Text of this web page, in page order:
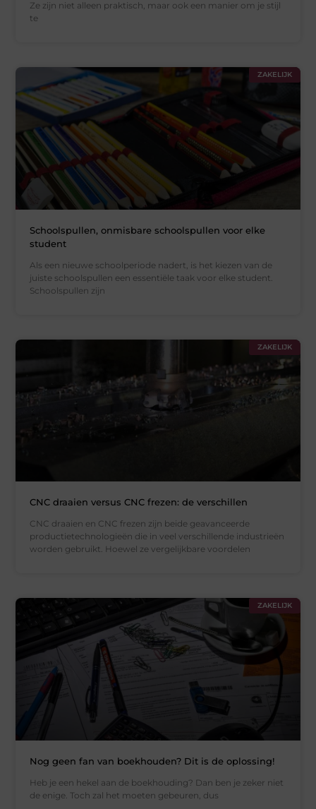
Ze zijn niet alleen praktisch, maar ook een manier om je stijl
te
ZAKELIJK
Schoolspullen, onmisbare schoolspullen voor elke
student
Als een nieuwe schoolperiode nadert, is het kiezen van de
juiste schoolspullen een essentiële taak voor elke student.
Schoolspullen zijn
ZAKELIJK
CNC draaien versus CNC frezen: de verschillen
CNC draaien en CNC frezen zijn beide geavanceerde
productietechnologieën die in veel verschillende industrieën
worden gebruikt. Hoewel ze vergelijkbare voordelen
ZAKELIJK
Nog geen fan van boekhouden? Dit is de oplossing!
Heb je een hekel aan de boekhouding? Dan ben je zeker niet
de enige. Toch zal het moeten gebeuren, dus